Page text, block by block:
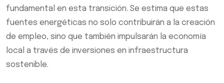
fundamental en esta transición. Se estima que estas
fuentes energéticas no solo contribuirán a la creación
de empleo, sino que también impulsarán la economía
local a través de inversiones en infraestructura
sostenible.